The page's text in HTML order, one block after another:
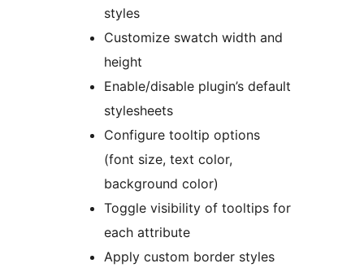
styles
Customize swatch width and
height
Enable/disable plugin’s default
stylesheets
Configure tooltip options
(font size, text color,
background color)
Toggle visibility of tooltips for
each attribute
Apply custom border styles